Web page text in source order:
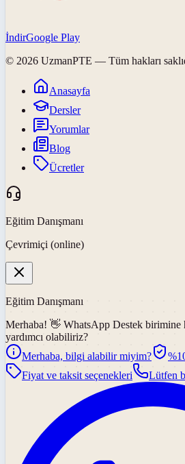
İndirGoogle Play
© 2026 UzmanPTE — Tüm hakları
Anasayfa
Dersler
Yorumlar
Blog
Ücretler
Eğitim Danışmanı
Çevrimiçi (online)
Eğitim Danışmanı
Merhaba! 👋 WhatsApp Destek birimine
yardımcı olabiliriz?
Merhaba, bilgi alabilir miyim?
Fiyat ve taksit seçenekleri
Lütfen